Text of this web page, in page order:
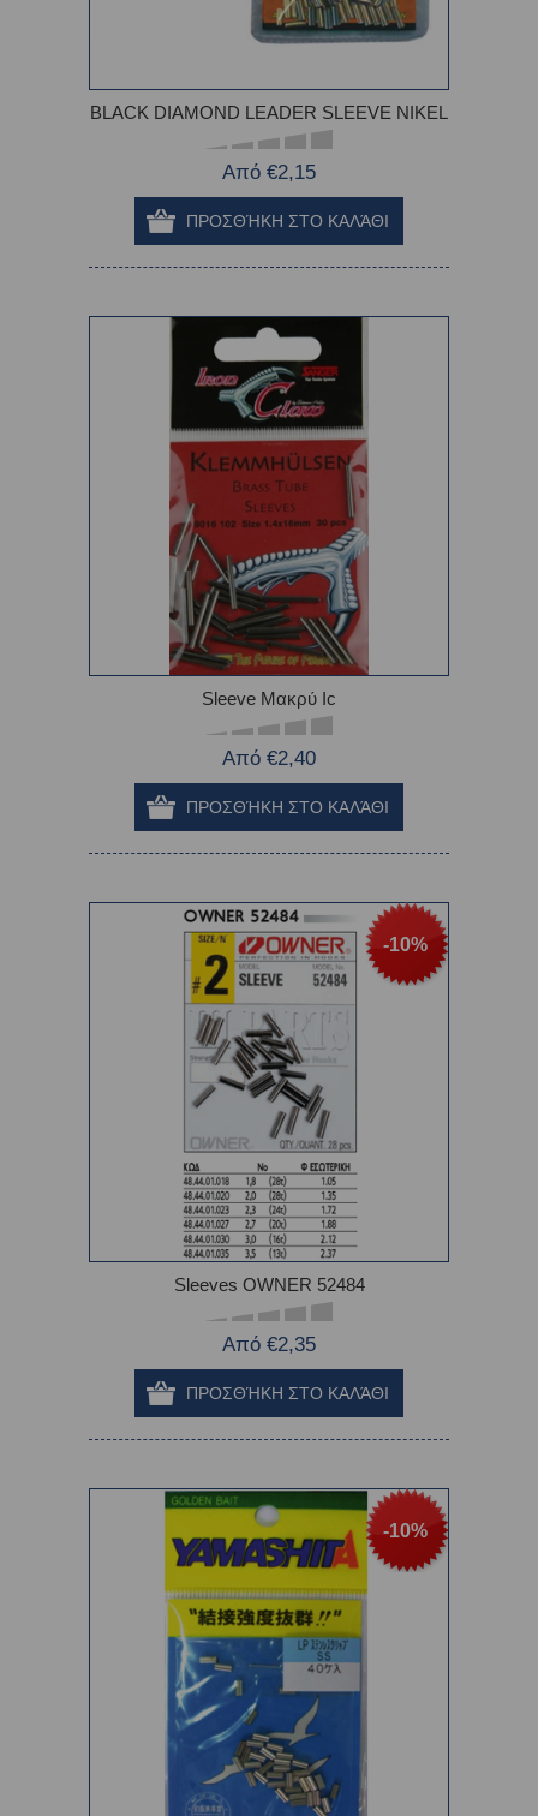
BLACK DIAMOND LEADER SLEEVE NIKEL
Από €2,15
Sleeve Μακρύ Ic
Από €2,40
-10%
Sleeves OWNER 52484
Από €2,35
-10%